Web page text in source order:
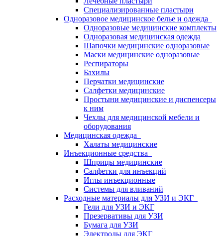
Специализированные пластыри
Одноразовое медицинское белье и одежда
Одноразовые медицинские комплекты
Одноразовая медицинская одежда
Шапочки медицинские одноразовые
Маски медицинские одноразовые
Респираторы
Бахилы
Перчатки медицинские
Салфетки медицинские
Простыни медицинские и диспенсеры
к ним
Чехлы для медицинской мебели и
оборудования
Медицинская одежда
Халаты медицинские
Инъекционные средства
Шприцы медицинские
Салфетки для инъекций
Иглы инъекционные
Системы для вливаний
Расходные материалы для УЗИ и ЭКГ
Гели для УЗИ и ЭКГ
Презервативы для УЗИ
Бумага для УЗИ
Электроды для ЭКГ